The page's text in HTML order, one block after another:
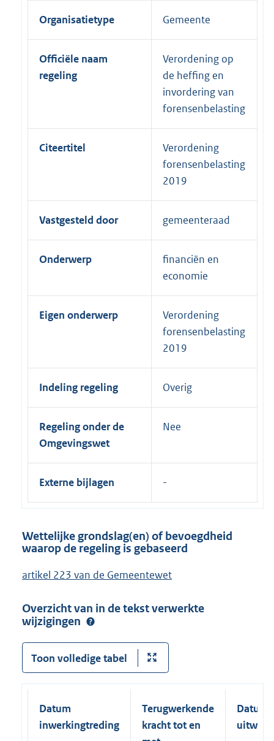
Organisatietype Gemeente
Officiële naam
regeling
Verordening op
de heffing en
invordering van
forensenbelasting
Citeertitel
Verordening
forensenbelasting
2019
Vastgesteld door gemeenteraad
Onderwerp
financiën en
economie
Eigen onderwerp
Verordening
forensenbelasting
2019
Indeling regeling Overig
Regeling onder de
Omgevingswet
Nee
Externe bijlagen
Wettelijke grondslag(en) of bevoegdheid
waarop de regeling is gebaseerd
artikel 223 van de Gemeentewet
Overzicht van in de tekst verwerkte
wijzigingen
Toon volledige tabel
Datum
inwerkingtreding
Terugwerkende
kracht tot en
Datum